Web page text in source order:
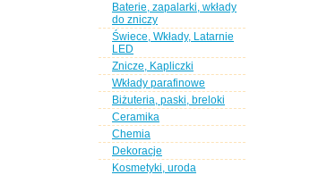
Baterie, zapalarki, wkłady
do zniczy
Świece, Wkłady, Latarnie
LED
Znicze, Kapliczki
Wkłady parafinowe
Biżuteria, paski, breloki
Ceramika
Chemia
Dekoracje
Kosmetyki, uroda